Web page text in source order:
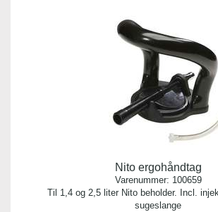
Nito ergohåndtag
Varenummer: 100659
Til 1,4 og 2,5 liter Nito beholder. Incl.
sugeslange